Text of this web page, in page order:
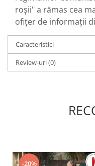
roșii" a rămas cea
ofițer de informații
Caracteristici
Review-uri(0)
-20%